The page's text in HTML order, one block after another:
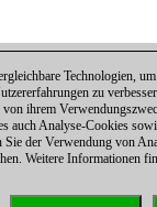
Technologien,
zu
ihrem
auch Analyse-Cookies
Sie der Verwendung von
Weitere Informationen